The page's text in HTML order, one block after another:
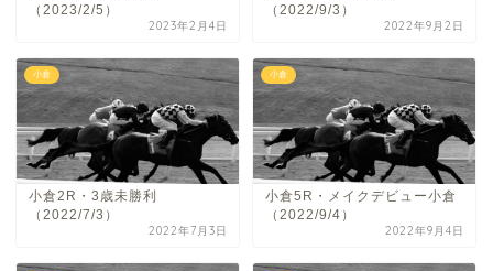
（2023/2/5）
2023年2月4日
（2022/9/3）
2022年9月2日
小倉
小倉2R・3歳未勝利
（2022/7/3）
2022年7月3日
小倉
小倉5R・メイクデビュー小倉
（2022/9/4）
2022年9月4日